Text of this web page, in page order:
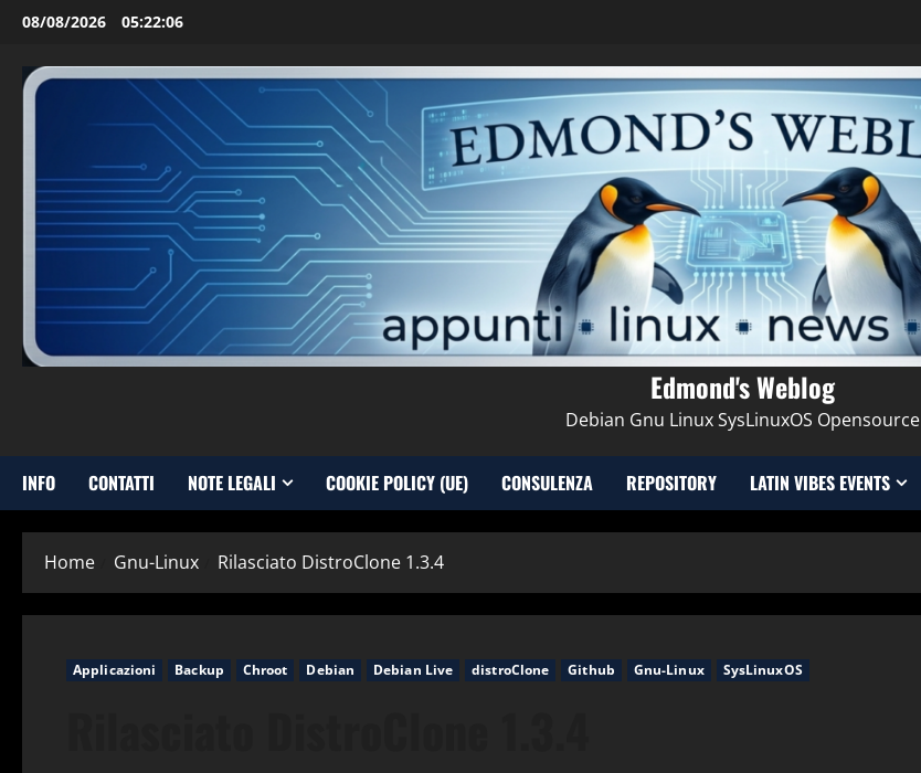
Vai
contenuto
08/08/2026 05:22:08
Edmond's Weblog
Debian Gnu Linux SysLinuxOS Opensource
INFO CONTATTI NOTE LEGALI COOKIE POLICY (UE) CONSULENZA REPOSITORY LATIN VIBES EVENTS
Home Gnu-Linux Rilasciato DistroClone 1.3.4
Applicazioni Backup Chroot Debian Debian Live distroClone Github Gnu-Linux SysLinuxOS